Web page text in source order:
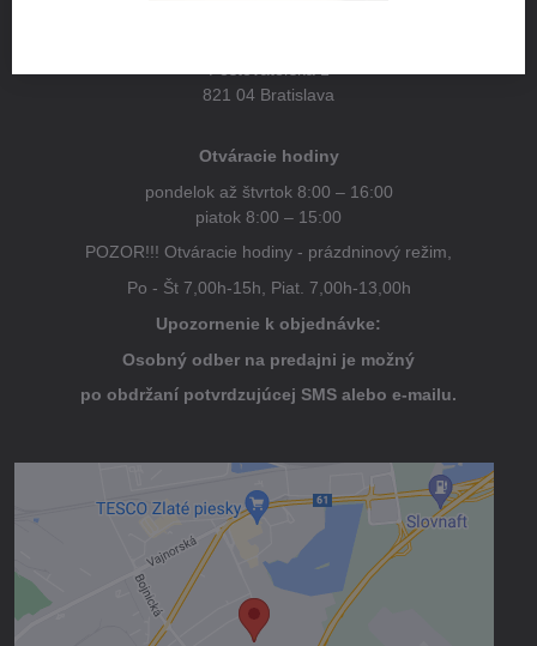
821 04 Bratislava
Otváracie hodiny
pondelok až štvrtok 8:00 – 16:00
piatok 8:00 – 15:00
POZOR!!! Otváracie hodiny - prázdninový režim,
Po - Št 7,00h-15h, Piat. 7,00h-13,00h
Upozornenie k objednávke:
Osobný odber na predajni je možný
po obdržaní potvrdzujúcej SMS alebo e-mailu.
Externý obsah je blokovaný Voľbami
súkromia
Prajete si načítať externý obsah?